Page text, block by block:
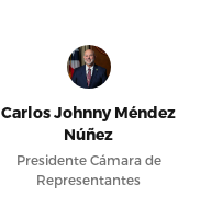
Carlos Johnny Méndez
Núñez
Presidente Cámara de
Representantes